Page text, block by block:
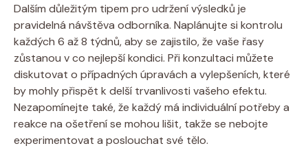
Dalším důležitým tipem pro udržení výsledků je
pravidelná návštěva odborníka. Naplánujte si kontrolu
každých 6 až 8 týdnů, aby se zajistilo, že vaše řasy
zůstanou v co nejlepší kondici. Při konzultaci můžete
diskutovat o případných úpravách a vylepšeních, které
by mohly přispět k delší trvanlivosti vašeho efektu.
Nezapomínejte také, že každý má individuální potřeby a
reakce na ošetření se mohou lišit, takže se nebojte
experimentovat a poslouchat své tělo.